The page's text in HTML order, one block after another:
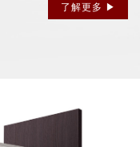
了解更多 ▶